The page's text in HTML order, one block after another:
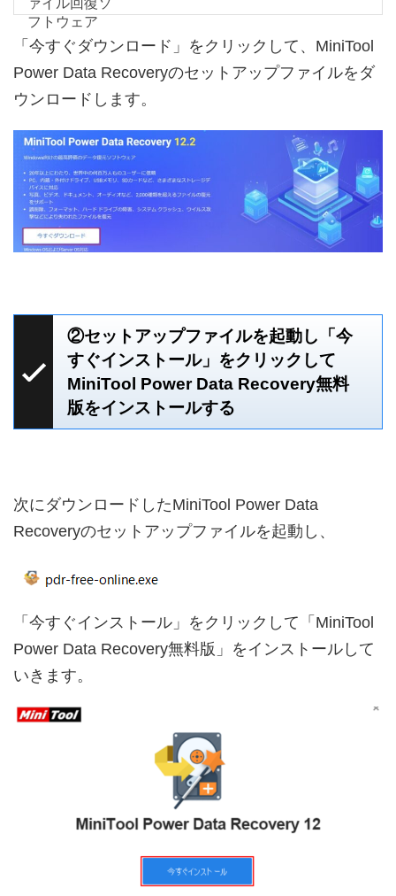
「今すぐダウンロード」をクリックして、MiniTool
Power Data Recoveryのセットアップファイルをダ
ウンロードします。
②セットアップファイルを起動し「今
すぐインストール」をクリックして
MiniTool Power Data Recovery無料
版をインストールする
次にダウンロードしたMiniTool Power Data
Recoveryのセットアップファイルを起動し、
「今すぐインストール」をクリックして「MiniTool
Power Data Recovery無料版」をインストールして
いきます。